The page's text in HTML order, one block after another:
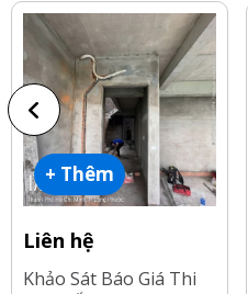
+ Thêm
Liên hệ
Khảo Sát Báo Giá Thi